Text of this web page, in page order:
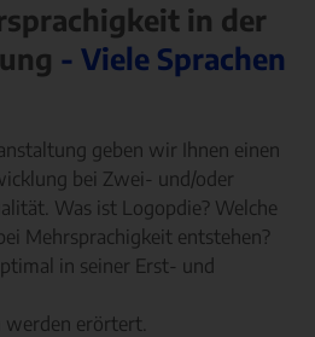
in der
- Viele Sprachen
geben wir Ihnen einen
bei Zwei- und/oder
Was ist Logopdie? Welche
Mehrsprachigkeit entstehen?
in seiner Erst- und
werden erörtert.